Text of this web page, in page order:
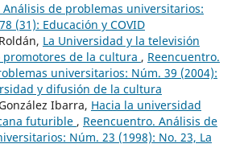
Análisis de problemas universitarios:
(31): Educación y COVID
La Universidad y la televisión
promotores de la cultura , Reencuentro.
universitarios: Núm. 39 (2004):
y difusión de la cultura
Ibarra, Hacia la universidad
futurible , Reencuentro. Análisis de
Núm. 23 (1998): No. 23, La